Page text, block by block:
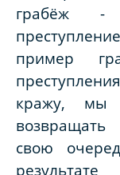
грабёж -
пример
кражу, мы
свою